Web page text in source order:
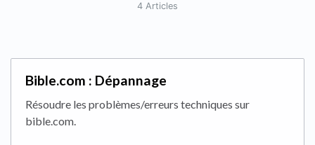
4 Articles
Bible.com : Dépannage
Résoudre les problèmes/erreurs techniques sur
bible.com.